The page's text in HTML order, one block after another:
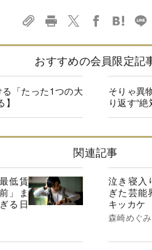
おすすめの会員限定記
「たった1つの大
そりゃ異
り返す“
関連記事
低賃
」ま
る日
泣き寝入
ぎた芸能
キッカケ
森崎めぐみ